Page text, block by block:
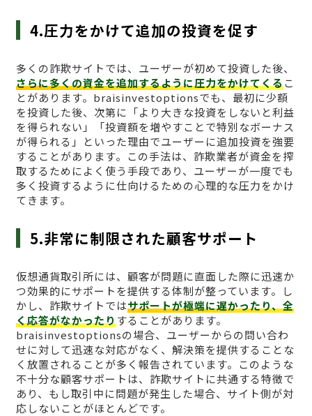
4.圧力をかけて追加の投資を促す
多くの詐欺サイトでは、ユーザーが初めて投資した後、
さらに多くの資金を追加するように圧力をかけてくるこ
とがあります。braisinvestoptionsでも、最初に少額
を投資した後、次第に「より大きな投資をしないと利益
を得られない」「投資額を増やすことで特別なボーナス
が得られる」といった理由でユーザーに追加投資を強要
することがあります。この手法は、詐欺業者が資金を搾
取するためによく使う手段であり、ユーザーが一度でも
多く投資するように仕向けるための心理的な圧力をかけ
てきます。
5.非常に制限された顧客サポート
仮想通貨取引所には、顧客が問題に直面した際に迅速か
つ効果的にサポートを提供する体制が整っています。し
かし、詐欺サイトではサポートが極端に遅かったり、全
く応答がなかったりすることがあります。
braisinvestoptionsの場合、ユーザーからの問い合わ
せに対して迅速な対応がなく、解決策を提供することな
く放置されることが多く報告されています。このような
不十分な顧客サポートは、詐欺サイトに共通する特徴で
あり、もし取引中に問題が発生した場合、サイト側が対
応しないことがほとんどです。